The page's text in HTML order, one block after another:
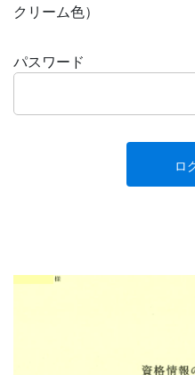
クリーム色）
パスワード
ロ